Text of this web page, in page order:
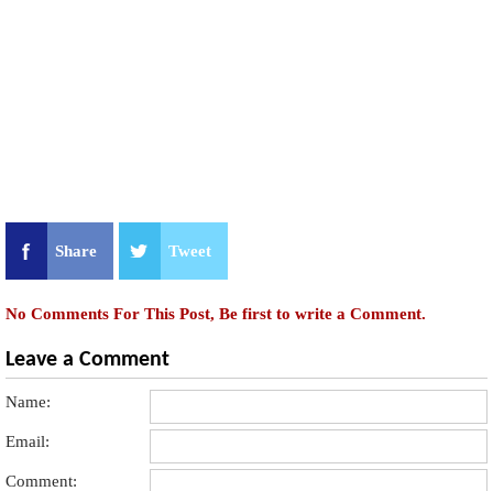
Share Tweet
No Comments For This Post, Be first to write a Comment.
Leave a Comment
Name:
Email:
Comment: